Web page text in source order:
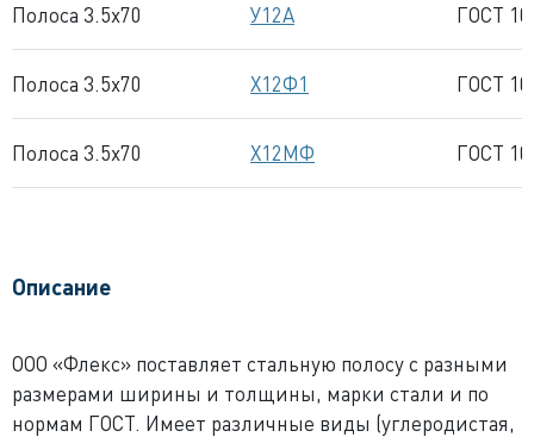
Полоса 3.5x70 У12А ГОСТ
Полоса 3.5x70 Х12Ф1 ГОСТ
Полоса 3.5x70 Х12МФ ГОСТ
Описание
ООО «Флекс» поставляет стальную полосу с разными
размерами ширины и толщины, марки стали и по
нормам ГОСТ. Имеет различные виды (углеродистая,